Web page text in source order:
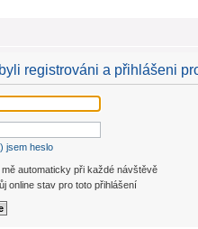
registrováni a přihlášeni
jsem heslo
mě automaticky při každé návštěvě
online stav pro toto přihlášení